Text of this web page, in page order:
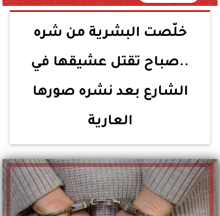
خلّصت البشرية من شره
..صباح تقتل عشيقها في
الشارع بعد نشره صورها
العارية